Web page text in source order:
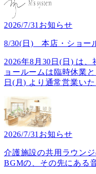
2026/7/31 お知らせ
8/30(日) 本店・ショー
2026年8月30日(日) は
ョールームは臨時休業
日(月) より通常営業い
2026/7/31 お知らせ
介護施設の共用ラウン
BGMの、その先にある